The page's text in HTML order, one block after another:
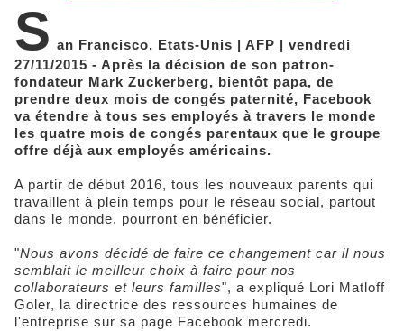
S an Francisco, Etats-Unis | AFP | vendredi
27/11/2015 - Après la décision de son patron-
fondateur Mark Zuckerberg, bientôt papa, de
prendre deux mois de congés paternité, Facebook
va étendre à tous ses employés à travers le monde
les quatre mois de congés parentaux que le groupe
offre déjà aux employés américains.
A partir de début 2016, tous les nouveaux parents qui
travaillent à plein temps pour le réseau social, partout
dans le monde, pourront en bénéficier.
"Nous avons décidé de faire ce changement car il nous
semblait le meilleur choix à faire pour nos
collaborateurs et leurs familles", a expliqué Lori Matloff
Goler, la directrice des ressources humaines de
l'entreprise sur sa page Facebook mercredi.